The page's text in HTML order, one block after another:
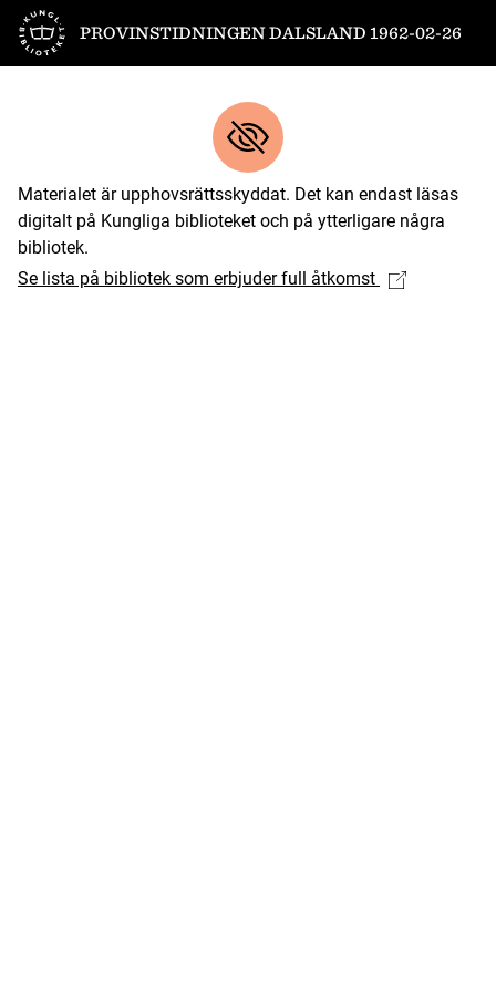
Till startsidan
PROVINSTIDNINGEN DALSLAND 1962-02-26
Materialet är upphovsrättsskyddat. Det kan endast läsas
digitalt på Kungliga biblioteket och på ytterligare några
bibliotek.
Se lista på bibliotek som erbjuder full åtkomst